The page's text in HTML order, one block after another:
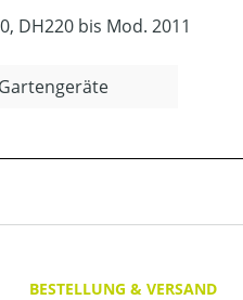
DH220 bis Mod. 2011
BESTELLUNG & VERSAND